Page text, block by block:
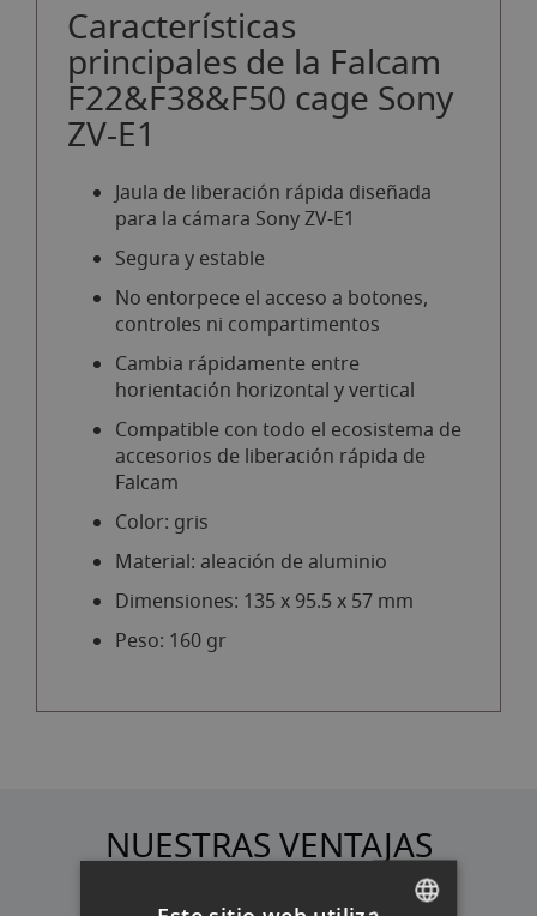
Características
principales de la Falcam
F22&F38&F50 cage Sony
ZV-E1
Jaula de liberación rápida diseñada
para la cámara Sony ZV-E1
Segura y estable
No entorpece el acceso a botones,
controles ni compartimentos
Cambia rápidamente entre
horientación horizontal y vertical
Compatible con todo el ecosistema de
accesorios de liberación rápida de
Falcam
Color: gris
Material: aleación de aluminio
Dimensiones: 135 x 95.5 x 57 mm
Peso: 160 gr
NUESTRAS VENTAJAS